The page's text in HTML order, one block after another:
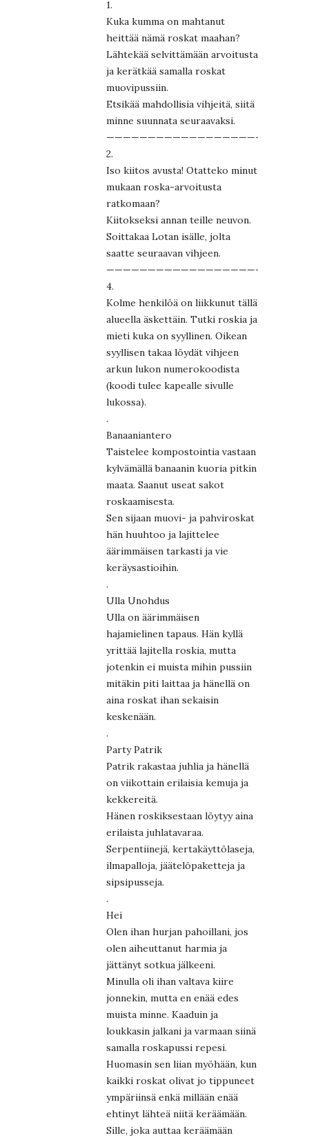
1.
Kuka kumma on mahtanut
heittää nämä roskat maahan?
Lähtekää selvittämään arvoitusta
ja kerätkää samalla roskat
muovipussiin.
Etsikää mahdollisia vihjeitä, siitä
minne suunnata seuraavaksi.
2.
Iso kiitos avusta! Otatteko minut
mukaan roska-arvoitusta
ratkomaan?
Kiitokseksi annan teille neuvon.
Soittakaa Lotan isälle, jolta
saatte seuraavan vihjeen.
4.
Kolme henkilöä on liikkunut tällä
alueella äskettäin. Tutki roskia ja
mieti kuka on syyllinen. Oikean
syyllisen takaa löydät vihjeen
arkun lukon numerokoodista
(koodi tulee kapealle sivulle
lukossa).
.
Banaaniantero
Taistelee kompostointia vastaan
kylvämällä banaanin kuoria pitkin
maata. Saanut useat sakot
roskaamisesta.
Sen sijaan muovi- ja pahviroskat
hän huuhtoo ja lajittelee
äärimmäisen tarkasti ja vie
keräysastioihin.
.
Ulla Unohdus
Ulla on äärimmäisen
hajamielinen tapaus. Hän kyllä
yrittää lajitella roskia, mutta
jotenkin ei muista mihin pussiin
mitäkin piti laittaa ja hänellä on
aina roskat ihan sekaisin
keskenään.
.
Party Patrik
Patrik rakastaa juhlia ja hänellä
on viikottain erilaisia kemuja ja
kekkereitä.
Hänen roskiksestaan löytyy aina
erilaista juhlatavaraa.
Serpentiinejä, kertakäyttölaseja,
ilmapalloja, jäätelöpaketteja ja
sipsipusseja.
.
Hei
Olen ihan hurjan pahoillani, jos
olen aiheuttanut harmia ja
jättänyt sotkua jälkeeni.
Minulla oli ihan valtava kiire
jonnekin, mutta en enää edes
muista minne. Kaaduin ja
loukkasin jalkani ja varmaan siinä
samalla roskapussi repesi.
Huomasin sen liian myöhään, kun
kaikki roskat olivat jo tippuneet
ympäriinsä enkä millään enää
ehtinyt lähteä niitä keräämään.
Sille, joka auttaa keräämään